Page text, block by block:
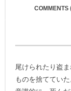
COMMENTS
尾けられたり盗
ものを捨ててい